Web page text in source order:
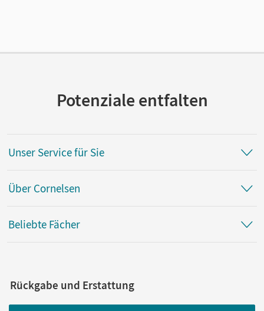
Potenziale entfalten
Unser Service für Sie
Über Cornelsen
Beliebte Fächer
Rückgabe und Erstattung